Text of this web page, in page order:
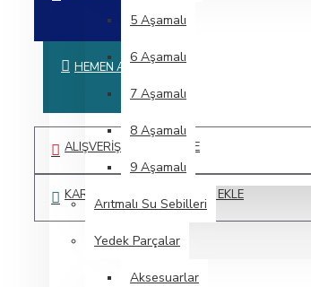
5 Aşamalı
6 Aşamalı
7 Aşamalı
8 Aşamalı
9 Aşamalı
Arıtmalı Su Sebilleri
Yedek Parçalar
Aksesuarlar
HEMEN AL
ALIŞVERIŞ LISTEME EKLE
KARŞILAŞTIRMA LISTESINE EKLE